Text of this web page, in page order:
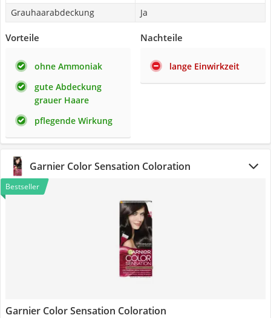
Grauhaarabdeckung
Ja
Vorteile
ohne Ammoniak
gute Abdeckung
grauer Haare
pflegende Wirkung
Nachteile
lange Einwirkzeit
Garnier Color Sensation Coloration
Bestseller
Garnier Color Sensation Coloration